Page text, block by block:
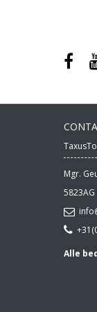
Mgr.
5823AG
Alle